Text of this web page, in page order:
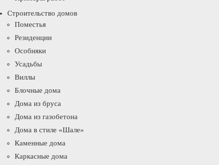
Строительство домов
Поместья
Резиденции
Особняки
Усадьбы
Виллы
Блочные дома
Дома из бруса
Дома из газобетона
Дома в стиле «Шале»
Каменные дома
Каркасные дома